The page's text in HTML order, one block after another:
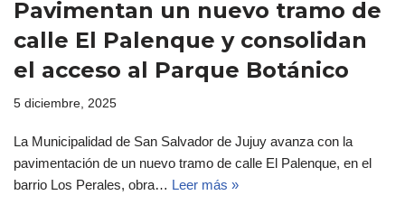
Pavimentan un nuevo tramo de
calle El Palenque y consolidan
el acceso al Parque Botánico
5 diciembre, 2025
La Municipalidad de San Salvador de Jujuy avanza con la
pavimentación de un nuevo tramo de calle El Palenque, en el
barrio Los Perales, obra… Leer más »